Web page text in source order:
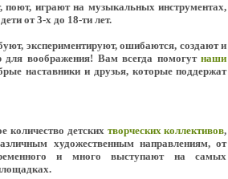
поют, играют на музыкальных инструментах,
от 3-х до 18-ти лет.
экспериментируют, ошибаются, создают и
для воображения! Вам всегда помогутнаши
наставники и друзья, которые поддержат
количество детских творческих коллективов,
художественным направлениям, от
и много выступают на самых